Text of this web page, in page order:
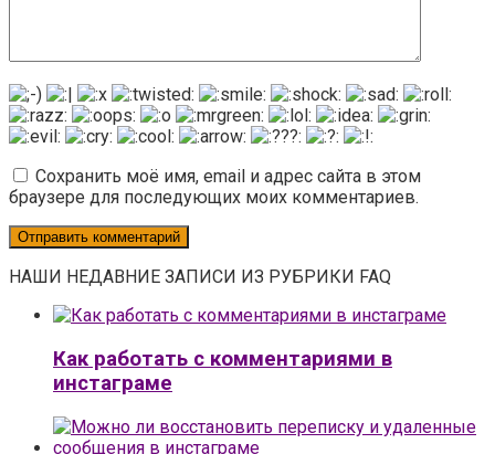
Сохранить моё имя, email и адрес сайта в этом
браузере для последующих моих комментариев.
НАШИ НЕДАВНИЕ ЗАПИСИ ИЗ РУБРИКИ FAQ
Как работать с комментариями в
инстаграме